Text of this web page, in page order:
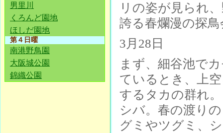
男里川
くろんど園地
ほしだ園地
第４日曜
南港野鳥園
大阪城公園
錦織公園
リの姿が見られ
誇る春爛漫の探
3月28日
まず、細谷池で
ているとき、上
するタカの群れ
シバ。春の渡り
グミやツグミ、